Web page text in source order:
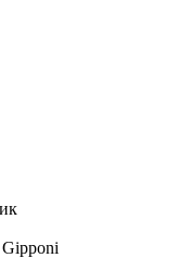
Gipponi